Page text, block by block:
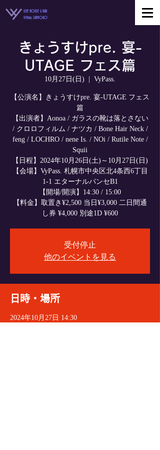
LIVE HOUSE & BAR
VyPass. SAPPORO
きょうすけpre. 宴-
UTAGE フェス篇
10月27日(日) VyPass.
【公演名】きょうすけpre. 宴-UTAGE フェス
篇
【出演者】Aonoa / ガラスの靴は落とさない
/ クロロフィルム / ナツカ / Bone Hair Neck /
feng / LOCHRO / nene Is. / NOi / Rutile Note /
Squii
【日程】2024年10月26日(土)～10月27日(日)
【会場】VyPass. 札幌市中央区北4条西6丁目
1-1 エターナルパンセB1
【開場/開演】14:30 / 15:00
【料金】取置き¥2,500 当日¥3,000 二日間通
し券 ¥4,000 別途1D ¥600
受付停止
他のイベントを見る
日時・場所
2024年10月27日 14:30